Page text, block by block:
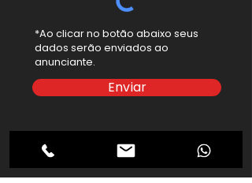
*Ao clicar no botão abaixo seus
dados serão enviados ao
anunciante.
Enviar